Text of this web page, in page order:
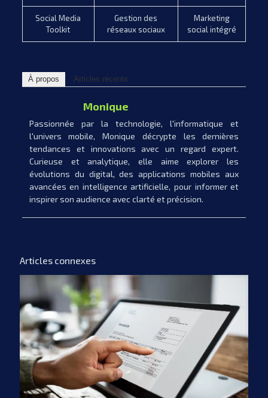
Social Media
Toolkit
Gestion des
réseaux sociaux
Marketing
social intégré
À propos Articles récents
Monique
Passionnée par la technologie, l'informatique et
l'univers mobile, Monique décrypte les dernières
tendances et innovations avec un regard expert.
Curieuse et analytique, elle aime explorer les
évolutions du digital, des applications mobiles aux
avancées en intelligence artificielle, pour informer et
inspirer son audience avec clarté et précision.
Articles connexes